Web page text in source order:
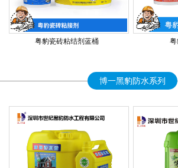
粤豹瓷砖粘结剂蓝桶
博一黑豹防水系列